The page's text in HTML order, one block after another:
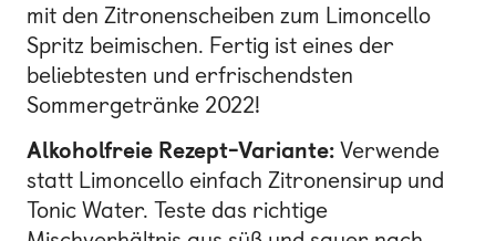
mit den Zitronenscheiben zum Limoncello
Spritz beimischen. Fertig ist eines der
beliebtesten und erfrischendsten
Sommergetränke 2022!
Alkoholfreie Rezept-Variante: Verwende
statt Limoncello einfach Zitronensirup und
Tonic Water. Teste das richtige